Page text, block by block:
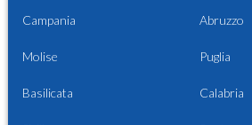
Campania Abruzzo
Molise Puglia
Basilicata Calabria